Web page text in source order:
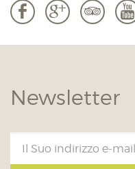
b c 3 r
Newsletter